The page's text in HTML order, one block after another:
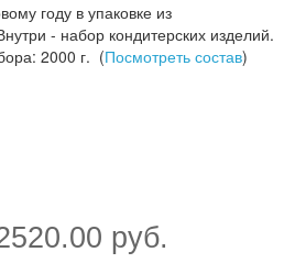
году в упаковке из
- набор кондитерских изделий.
2000 г. (Посмотреть состав)
руб.